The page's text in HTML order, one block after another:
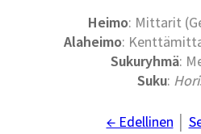
Heimo: Mittarit
Alaheimo:
Sukuryhmä:
Suku:
← Edellinen